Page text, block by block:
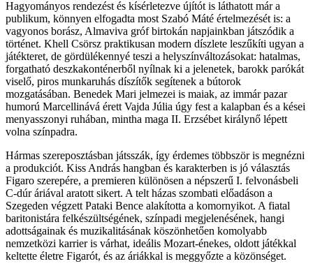
Hagyományos rendezést és kísérletezve újítót is láthatott már a
publikum, könnyen elfogadta most Szabó Máté értelmezését is: a
vagyonos borász, Almaviva gróf birtokán napjainkban játszódik a
történet. Khell Csörsz praktikusan modern díszlete leszűkíti ugyan a
játékteret, de gördülékennyé teszi a helyszínváltozásokat: hatalmas,
forgatható deszkakonténerből nyílnak ki a jelenetek, barokk parókát
viselő, piros munkaruhás díszítők segítenek a bútorok
mozgatásában. Benedek Mari jelmezei is maiak, az immár pazar
humorú Marcellinává érett Vajda Júlia úgy fest a kalapban és a kései
menyasszonyi ruhában, mintha maga II. Erzsébet királynő lépett
volna színpadra.
Hármas szereposztásban játsszák, így érdemes többször is megnézni
a produkciót. Kiss András hangban és karakterben is jó választás
Figaro szerepére, a premieren különösen a népszerű I. felvonásbeli
C-dúr áriával aratott sikert. A telt házas szombati előadáson a
Szegeden végzett Pataki Bence alakította a komornyikot. A fiatal
baritonistára felkészültségének, színpadi megjelenésének, hangi
adottságainak és muzikalitásának köszönhetően komolyabb
nemzetközi karrier is várhat, ideális Mozart-énekes, oldott játékkal
keltette életre Figarót, és az áriákkal is meggyőzte a közönséget.